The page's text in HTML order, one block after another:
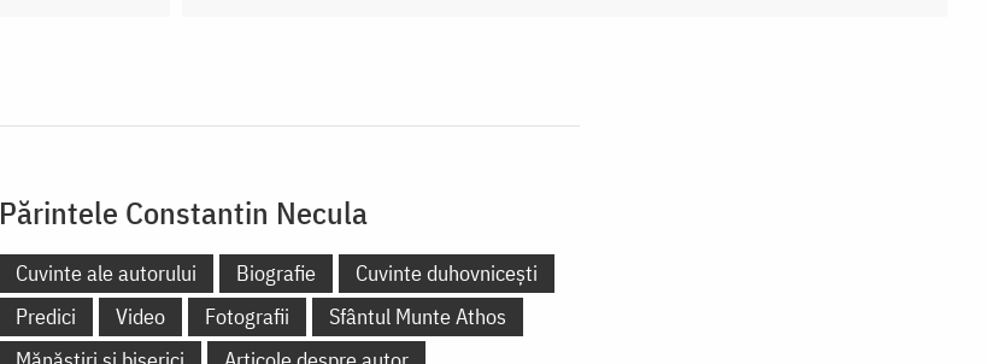
Părintele Constantin Necula
Cuvinte ale autorului Biografie
Cuvinte duhovnicești
Predici
Video Fotografii
Sfântul Munte Athos